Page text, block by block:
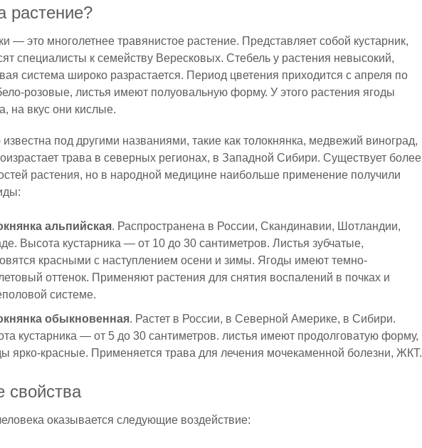
растение?
— это многолетнее травянистое растение. Представляет собой кустарник,
специалисты к семейству Вересковых. Стебель у растения невысокий,
система широко разрастается. Период цветения приходится с апреля по
розовые, листья имеют полуовальную форму. У этого растения ягоды
на вкус они кислые.
под другими названиями, такие как толокнянка, медвежий виноград,
трава в северных регионах, в Западной Сибири. Существует более
растения, но в народной медицине наибольше применение получили
альпийская. Распространена в России, Скандинавии, Шотландии,
Высота кустарника — от 10 до 30 сантиметров. Листья зубчатые,
красными с наступлением осени и зимы. Ягоды имеют темно-
оттенок. Применяют растения для снятия воспалений в почках и
системе.
обыкновенная. Растет в России, в Северной Америке, в Сибири.
кустарника — от 5 до 30 сантиметров. листья имеют продолговатую форму,
ярко-красные. Применяется трава для лечения мочекаменной болезни, ЖКТ.
свойства
оказывается следующие воздействие: